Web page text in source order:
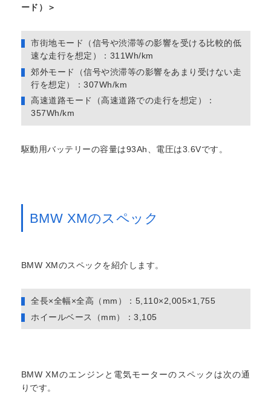
ード）＞
市街地モード（信号や渋滞等の影響を受ける比較的低
速な走行を想定）：311Wh/km
郊外モード（信号や渋滞等の影響をあまり受けない走
行を想定）：307Wh/km
高速道路モード（高速道路での走行を想定）：
357Wh/km
駆動用バッテリーの容量は93Ah、電圧は3.6Vです。
BMW XMのスペック
BMW XMのスペックを紹介します。
全長×全幅×全高（mm）：5,110×2,005×1,755
ホイールベース（mm）：3,105
BMW XMのエンジンと電気モーターのスペックは次の通
りです。